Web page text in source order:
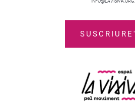
INFO@LAVISIVA.ORG.